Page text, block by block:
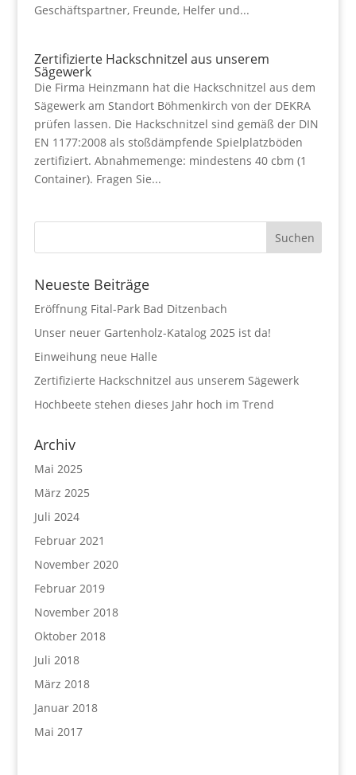
Geschäftspartner, Freunde, Helfer und...
Zertifizierte Hackschnitzel aus unserem
Sägewerk
Die Firma Heinzmann hat die Hackschnitzel aus dem
Sägewerk am Standort Böhmenkirch von der DEKRA
prüfen lassen. Die Hackschnitzel sind gemäß der DIN
EN 1177:2008 als stoßdämpfende Spielplatzböden
zertifiziert. Abnahmemenge: mindestens 40 cbm (1
Container). Fragen Sie...
Neueste Beiträge
Eröffnung Fital-Park Bad Ditzenbach
Unser neuer Gartenholz-Katalog 2025 ist da!
Einweihung neue Halle
Zertifizierte Hackschnitzel aus unserem Sägewerk
Hochbeete stehen dieses Jahr hoch im Trend
Archiv
Mai 2025
März 2025
Juli 2024
Februar 2021
November 2020
Februar 2019
November 2018
Oktober 2018
Juli 2018
März 2018
Januar 2018
Mai 2017